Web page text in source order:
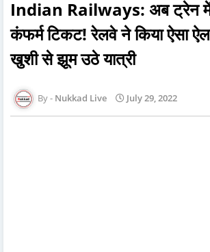
Indian Railways: अब ट्रेन में
कंफर्म टिकट! रेलवे ने किया ऐसा
खुशी से झूम उठे यात्री
Nukkad Live July 29, 2022